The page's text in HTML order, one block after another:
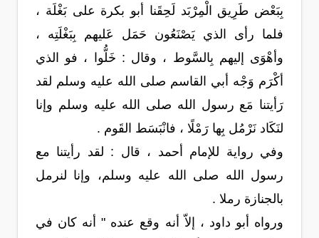
بِبَعْض طَرِيق الْمِرْبَد لَحِقَنا أبو بكرة على بَغْلَة ،
فلما رأى الذي يَصْنَعُون حَمَل عَليهم بِبَغْلَتِه ،
وأهْوَى إليهم بِالسَّوط ، وقال : خَلُّوا ، فو الذي
أكْرَم وَجْه أبي القاسم صلى الله عليه وسلم لقد
رَأيتنا مَع رسول الله صلى الله عليه وسلم وإنا
لنَكَاد نَرْمُل بِها رَمْلًا ، فانْبَسَط القَوم .
وفي رواية للإمام أحمد ، قال : لقد رأيتنا مع
رسول الله صلى الله عليه وسلم، وإنا لنرمل
بالجنازة رملا .
ورواه أبو داود ، إلاّ أنه وقع عنده " أنه كان في